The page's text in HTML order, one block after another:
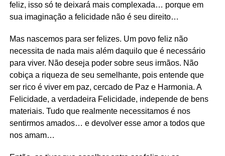
feliz, isso só te deixará mais complexada… porque em
sua imaginação a felicidade não é seu direito…
Mas nascemos para ser felizes. Um povo feliz não
necessita de nada mais além daquilo que é necessário
para viver. Não deseja poder sobre seus irmãos. Não
cobiça a riqueza de seu semelhante, pois entende que
ser rico é viver em paz, cercado de Paz e Harmonia. A
Felicidade, a verdadeira Felicidade, independe de bens
materiais. Tudo que realmente necessitamos é nos
sentirmos amados… e devolver esse amor a todos que
nos amam…